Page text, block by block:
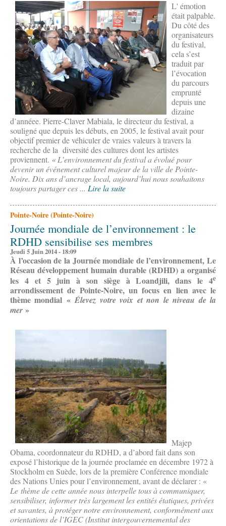
L' émotion
était palpable.
Du côté des
organisateurs
du festival,
cela s’est
traduit par
l’évocation
du parcours
emprunté
depuis une
dizaine
d’annéee. Pierre-Claver Mabiala, le directeur du festival, a
souligné que depuis les débuts, en 2005, le festival avait pour
objectif premier de véhiculer de vraies valeurs à travers la
recherche de la diversité des cultures dont les artistes
proviennent. « L’environnement du festival a évolué pour
devenir un événement culturel majeur de la ville de Pointe-
Noire. Dix ans d’ancrage local, aujourd’hui nous souhaitons
toujours partager ces ... Lire la suite
Pointe-Noire (Pointe-Noire)
Journée mondiale de l’environnement : le
RDHD sensibilise ses membres
Jeudi 5 Juin 2014 - 18:09
À l’occasion de la Journée mondiale de l’environnement, Le
Réseau développement humain durable (RDHD) a organisé
les 4 et 5 juin à son siège à Loandjili, dans le 4e
arrondissement de Pointe-Noire, un focus en lien avec le
thème mondial «Élevez votre voix et non le niveau de la
mer »
Majep
Obama, coordonnateur du RDHD, a d’abord fait dans son
exposé l’historique de la journée proclamée en décembre 1972 à
Stockholm en Suède, lors de la première Conférence mondiale
des Nations Unies pour l’environnement, avant de déclarer : «
Le thème de cette année nous interpelle tous à communiquer,
sensibiliser, informer très largement les entités étatiques, privées
et savantes, à protéger notre environnement, conformément aux
orientations de l’IGEC (Institut intergouvernemental des